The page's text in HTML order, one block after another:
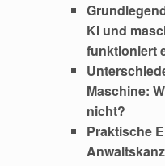
KI und
funktioniert
Maschine:
nicht?
Praktische